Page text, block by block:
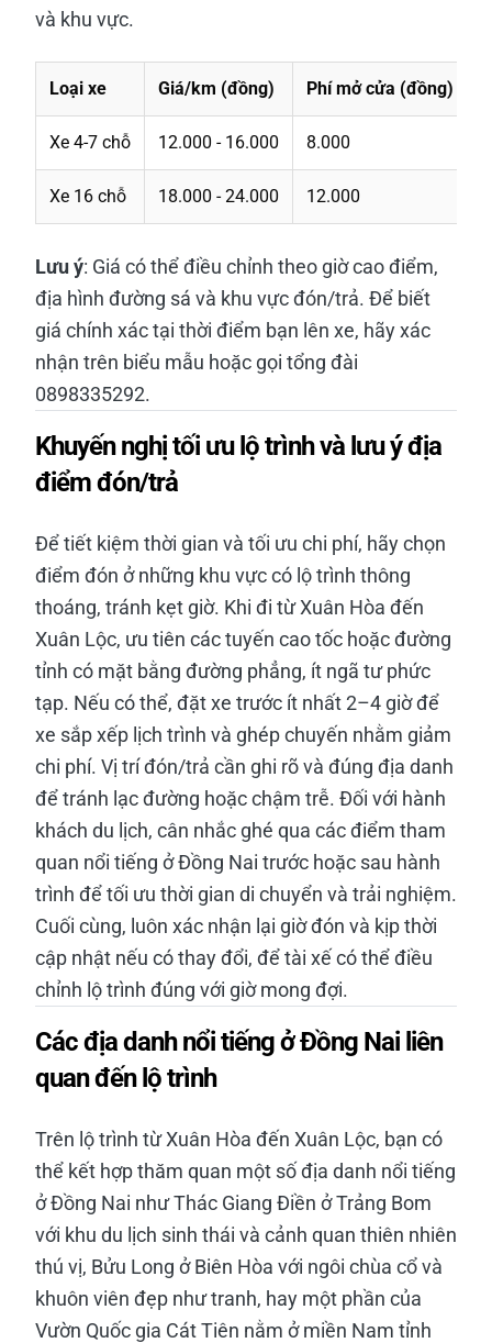
và khu vực.
Loại xe Giá/km (đồng) Phí mở cửa (đồng)
Xe 4-7 chỗ 12.000 - 16.000 8.000
Xe 16 chỗ 18.000 - 24.000 12.000
Lưu ý: Giá có thể điều chỉnh theo giờ cao điểm,
địa hình đường sá và khu vực đón/trả. Để biết
giá chính xác tại thời điểm bạn lên xe, hãy xác
nhận trên biểu mẫu hoặc gọi tổng đài
0898335292.
Khuyến nghị tối ưu lộ trình và lưu ý địa
điểm đón/trả
Để tiết kiệm thời gian và tối ưu chi phí, hãy chọn
điểm đón ở những khu vực có lộ trình thông
thoáng, tránh kẹt giờ. Khi đi từ Xuân Hòa đến
Xuân Lộc, ưu tiên các tuyến cao tốc hoặc đường
tỉnh có mặt bằng đường phẳng, ít ngã tư phức
tạp. Nếu có thể, đặt xe trước ít nhất 2–4 giờ để
xe sắp xếp lịch trình và ghép chuyến nhằm giảm
chi phí. Vị trí đón/trả cần ghi rõ và đúng địa danh
để tránh lạc đường hoặc chậm trễ. Đối với hành
khách du lịch, cân nhắc ghé qua các điểm tham
quan nổi tiếng ở Đồng Nai trước hoặc sau hành
trình để tối ưu thời gian di chuyển và trải nghiệm.
Cuối cùng, luôn xác nhận lại giờ đón và kịp thời
cập nhật nếu có thay đổi, để tài xế có thể điều
chỉnh lộ trình đúng với giờ mong đợi.
Các địa danh nổi tiếng ở Đồng Nai liên
quan đến lộ trình
Trên lộ trình từ Xuân Hòa đến Xuân Lộc, bạn có
thể kết hợp thăm quan một số địa danh nổi tiếng
ở Đồng Nai như Thác Giang Điền ở Trảng Bom
với khu du lịch sinh thái và cảnh quan thiên nhiên
thú vị, Bửu Long ở Biên Hòa với ngôi chùa cổ và
khuôn viên đẹp như tranh, hay một phần của
Vườn Quốc gia Cát Tiên nằm ở miền Nam tỉnh